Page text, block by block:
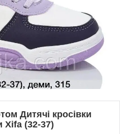
Дитячі кросівки
Xifa (32-37)